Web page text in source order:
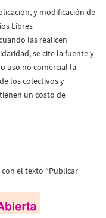
y modificación de
Libres
las realicen
se cite la fuente y
uso no comercial la
los colectivos y
un costo de
con el texto “Publicar